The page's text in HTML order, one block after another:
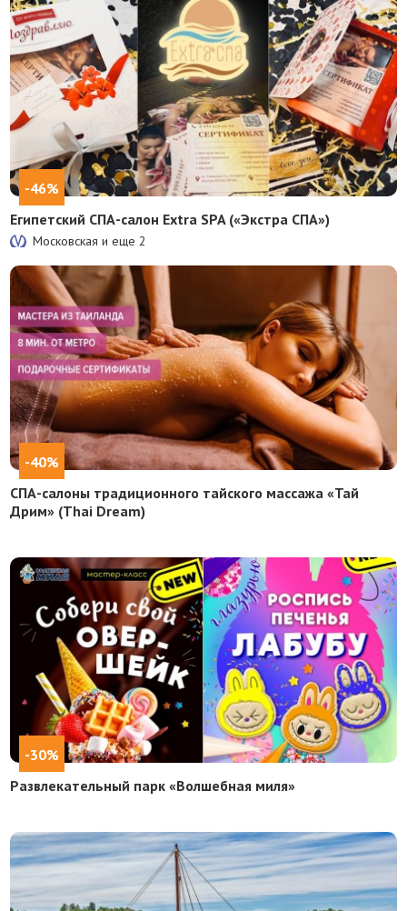
-46%
Египетский СПА-салон Extra SPA («Экстра СПА»)
Московская и еще2
-40%
СПА-салоны традиционного тайского массажа «Тай
Дрим» (Thai Dream)
-30%
Развлекательный парк «Волшебная миля»